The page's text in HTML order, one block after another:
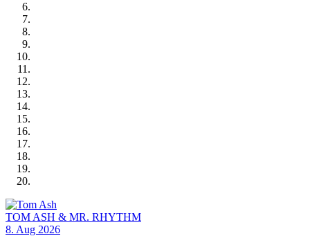
TOM ASH & MR. RHYTHM
8. Aug 2026